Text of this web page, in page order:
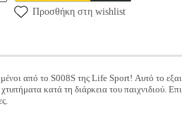
Προσθήκη στη wishlist
από το S008S της Life Sport! Αυτό το
κατά τη διάρκεια του παιχνιδιού.